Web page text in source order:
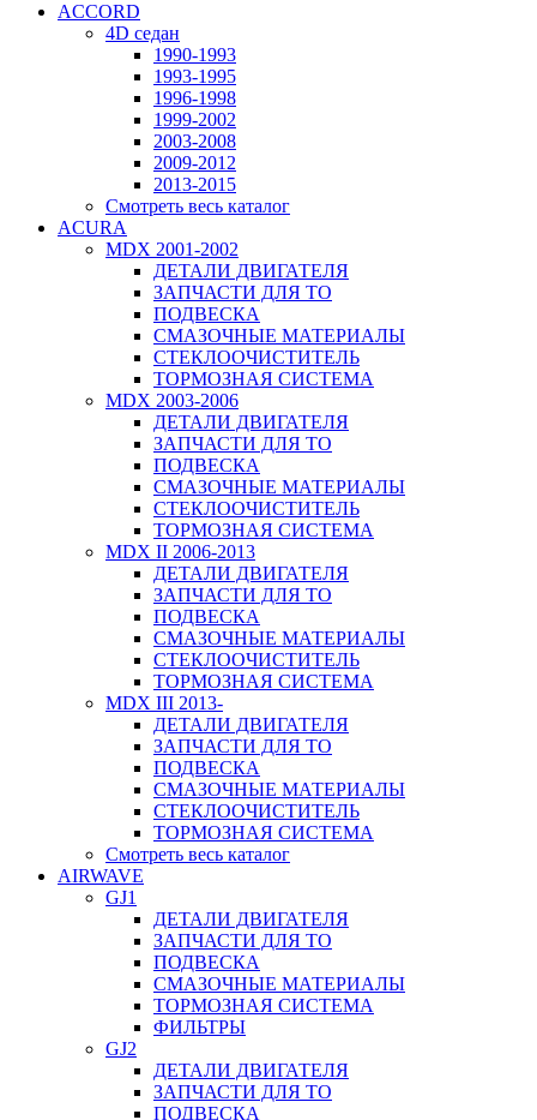
ACCORD
4D седан
1990-1993
1993-1995
1996-1998
1999-2002
2003-2008
2009-2012
2013-2015
Смотреть весь каталог
ACURA
MDX 2001-2002
ДЕТАЛИ ДВИГАТЕЛЯ
ЗАПЧАСТИ ДЛЯ ТО
ПОДВЕСКА
СМАЗОЧНЫЕ МАТЕРИАЛЫ
СТЕКЛООЧИСТИТЕЛЬ
ТОРМОЗНАЯ СИСТЕМА
MDX 2003-2006
ДЕТАЛИ ДВИГАТЕЛЯ
ЗАПЧАСТИ ДЛЯ ТО
ПОДВЕСКА
СМАЗОЧНЫЕ МАТЕРИАЛЫ
СТЕКЛООЧИСТИТЕЛЬ
ТОРМОЗНАЯ СИСТЕМА
MDX II 2006-2013
ДЕТАЛИ ДВИГАТЕЛЯ
ЗАПЧАСТИ ДЛЯ ТО
ПОДВЕСКА
СМАЗОЧНЫЕ МАТЕРИАЛЫ
СТЕКЛООЧИСТИТЕЛЬ
ТОРМОЗНАЯ СИСТЕМА
MDX III 2013-
ДЕТАЛИ ДВИГАТЕЛЯ
ЗАПЧАСТИ ДЛЯ ТО
ПОДВЕСКА
СМАЗОЧНЫЕ МАТЕРИАЛЫ
СТЕКЛООЧИСТИТЕЛЬ
ТОРМОЗНАЯ СИСТЕМА
Смотреть весь каталог
AIRWAVE
GJ1
ДЕТАЛИ ДВИГАТЕЛЯ
ЗАПЧАСТИ ДЛЯ ТО
ПОДВЕСКА
СМАЗОЧНЫЕ МАТЕРИАЛЫ
ТОРМОЗНАЯ СИСТЕМА
ФИЛЬТРЫ
GJ2
ДЕТАЛИ ДВИГАТЕЛЯ
ЗАПЧАСТИ ДЛЯ ТО
ПОДВЕСКА